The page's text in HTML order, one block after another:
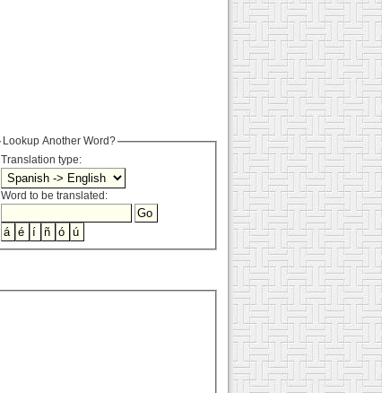
Lookup Another Word?
Translation type:
Word to be translated: